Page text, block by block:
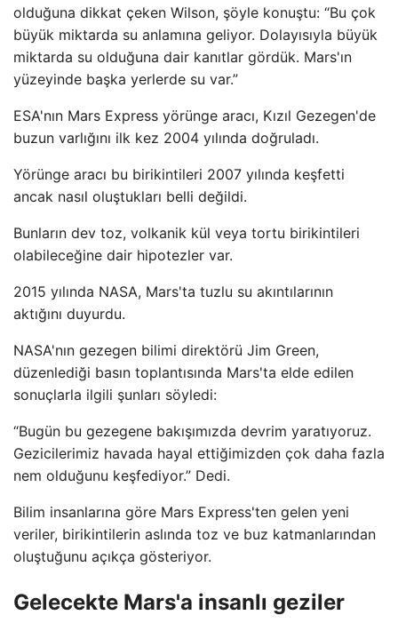
olduğuna dikkat çeken Wilson, şöyle konuştu: “Bu çok
büyük miktarda su anlamına geliyor. Dolayısıyla büyük
miktarda su olduğuna dair kanıtlar gördük. Mars'ın
yüzeyinde başka yerlerde su var.”
ESA'nın Mars Express yörünge aracı, Kızıl Gezegen'de
buzun varlığını ilk kez 2004 yılında doğruladı.
Yörünge aracı bu birikintileri 2007 yılında keşfetti
ancak nasıl oluştukları belli değildi.
Bunların dev toz, volkanik kül veya tortu birikintileri
olabileceğine dair hipotezler var.
2015 yılında NASA, Mars'ta tuzlu su akıntılarının
aktığını duyurdu.
NASA'nın gezegen bilimi direktörü Jim Green,
düzenlediği basın toplantısında Mars'ta elde edilen
sonuçlarla ilgili şunları söyledi:
“Bugün bu gezegene bakışımızda devrim yaratıyoruz.
Gezicilerimiz havada hayal ettiğimizden çok daha fazla
nem olduğunu keşfediyor.” Dedi.
Bilim insanlarına göre Mars Express'ten gelen yeni
veriler, birikintilerin aslında toz ve buz katmanlarından
oluştuğunu açıkça gösteriyor.
Gelecekte Mars'a insanlı geziler